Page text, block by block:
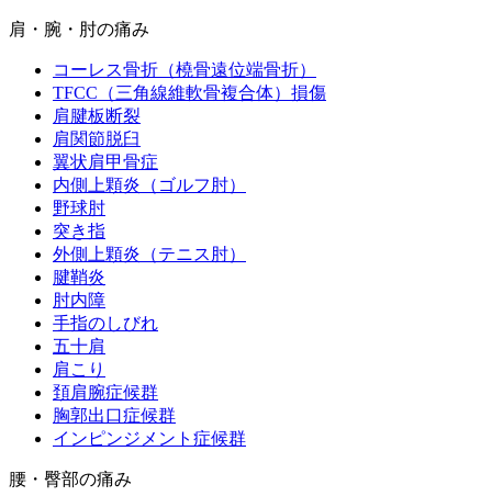
肩・腕・肘の痛み
コーレス骨折（橈骨遠位端骨折）
TFCC（三角線維軟骨複合体）損傷
肩腱板断裂
肩関節脱臼
翼状肩甲骨症
内側上顆炎（ゴルフ肘）
野球肘
突き指
外側上顆炎（テニス肘）
腱鞘炎
肘内障
手指のしびれ
五十肩
肩こり
頚肩腕症候群
胸郭出口症候群
インピンジメント症候群
腰・臀部の痛み